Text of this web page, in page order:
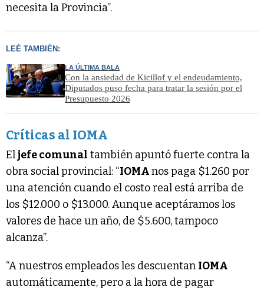
necesita la Provincia”.
LEÉ TAMBIÉN:
LA ÚLTIMA BALA
Con la ansiedad de Kicillof y el endeudamiento,
Diputados puso fecha para tratar la sesión por el
Presupuesto 2026
Críticas al IOMA
Eljefe comunal también apuntó fuerte contra la
obra social provincial: “IOMAnos paga $1.260 por
una atención cuando el costo real está arriba de
los $12.000 o $13.000. Aunque aceptáramos los
valores de hace un año, de $5.600, tampoco
alcanza”.
“A nuestros empleados les descuentan IOMA
automáticamente, pero a la hora de pagar